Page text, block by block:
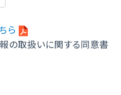
ら
の取扱いに関する同意書